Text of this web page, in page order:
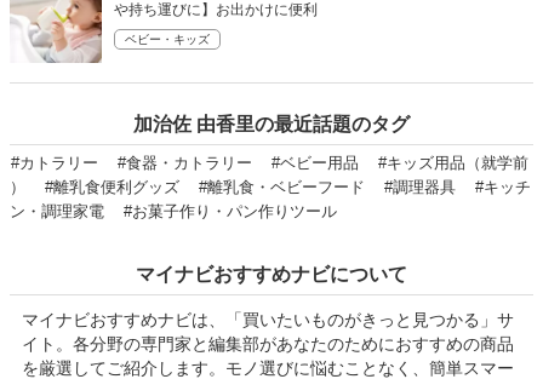
や持ち運びに】お出かけに便利
ベビー・キッズ
加治佐 由香里の最近話題のタグ
#カトラリー #食器・カトラリー #ベビー用品
#キッズ用品（就学前
）
#離乳食便利グッズ #離乳食・ベビーフード #調理器具
#キッチ
ン・調理家電
#お菓子作り・パン作りツール
マイナビおすすめナビについて
マイナビおすすめナビは、「買いたいものがきっと見つかる」サ
イト。各分野の専門家と編集部があなたのためにおすすめの商品
を厳選してご紹介します。モノ選びに悩むことなく、簡単スマー